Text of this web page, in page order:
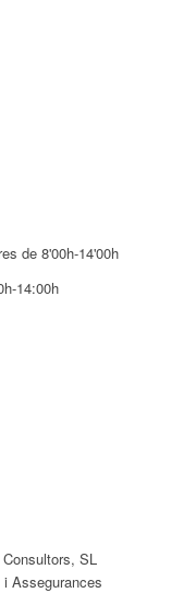
de 8'00h-14'00h
14:00h
SL
Assegurances